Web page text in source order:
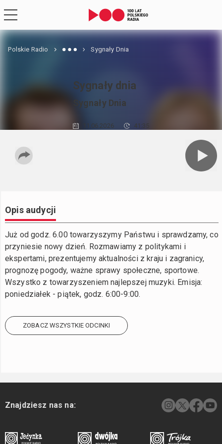
Polskie Radio Sygnały Dnia
Sygnały dnia
Sygnały Dnia
11.06.2026 41:35
Opis audycji
Już od godz. 6.00 towarzyszymy Państwu i sprawdzamy, co
przyniesie nowy dzień. Rozmawiamy z politykami i
ekspertami, prezentujemy aktualności z kraju i zagranicy,
prognozę pogody, ważne sprawy społeczne, sportowe.
Wszystko z towarzyszeniem najlepszej muzyki. Emisja:
poniedziałek - piątek, godz. 6:00-9:00.
ZOBACZ WSZYSTKIE ODCINKI
Znajdziesz nas na: